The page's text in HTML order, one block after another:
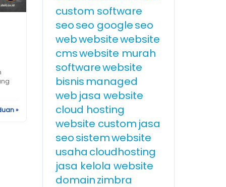
»
custom software
seoseo googleseo
webwebsitewebsite
cmswebsite murah
softwarewebsite
bisnis managed
web jasa website
cloud hosting
website custom jasa
seosistemwebsite
usaha cloudhosting
jasa kelola website
domainzimbra